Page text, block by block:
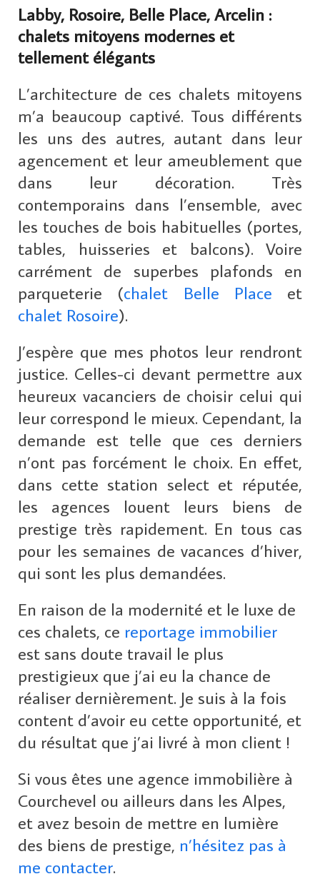
Labby, Rosoire, Belle Place, Arcelin :
chalets mitoyens modernes et
tellement élégants
L’architecture de ces chalets mitoyens
m’a beaucoup captivé. Tous différents
les uns des autres, autant dans leur
agencement et leur ameublement que
dans leur décoration. Très
contemporains dans l’ensemble, avec
les touches de bois habituelles (portes,
tables, huisseries et balcons). Voire
carrément de superbes plafonds en
parqueterie (chalet Belle Place et
chalet Rosoire).
J’espère que mes photos leur rendront
justice. Celles-ci devant permettre aux
heureux vacanciers de choisir celui qui
leur correspond le mieux. Cependant, la
demande est telle que ces derniers
n’ont pas forcément le choix. En effet,
dans cette station select et réputée,
les agences louent leurs biens de
prestige très rapidement. En tous cas
pour les semaines de vacances d’hiver,
qui sont les plus demandées.
En raison de la modernité et le luxe de
ces chalets, ce reportage immobilier
est sans doute travail le plus
prestigieux que j’ai eu la chance de
réaliser dernièrement. Je suis à la fois
content d’avoir eu cette opportunité, et
du résultat que j’ai livré à mon client !
Si vous êtes une agence immobilière à
Courchevel ou ailleurs dans les Alpes,
et avez besoin de mettre en lumière
des biens de prestige, n’hésitez pas à
me contacter.